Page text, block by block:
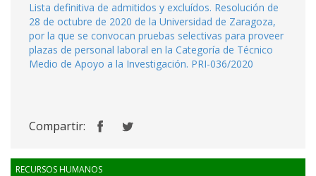
Lista definitiva de admitidos y excluídos. Resolución de
28 de octubre de 2020 de la Universidad de Zaragoza,
por la que se convocan pruebas selectivas para proveer
plazas de personal laboral en la Categoría de Técnico
Medio de Apoyo a la Investigación. PRI-036/2020
Compartir:
RECURSOS HUMANOS